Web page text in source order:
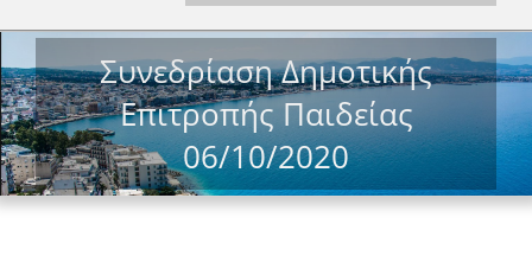
Συνεδρίαση Δημοτικής
Επιτροπής Παιδείας
06/10/2020